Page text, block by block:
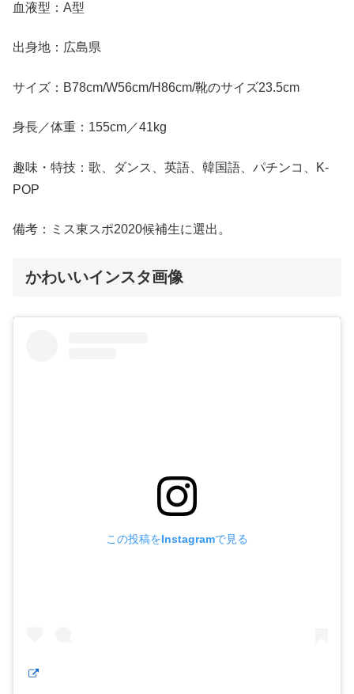
血液型：A型
出身地：広島県
サイズ：B78cm/W56cm/H86cm/靴のサイズ23.5cm
身長／体重：155cm／41kg
趣味・特技：歌、ダンス、英語、韓国語、パチンコ、K-
POP
備考：ミス東スポ2020候補生に選出。
かわいいインスタ画像
この投稿をInstagramで見る